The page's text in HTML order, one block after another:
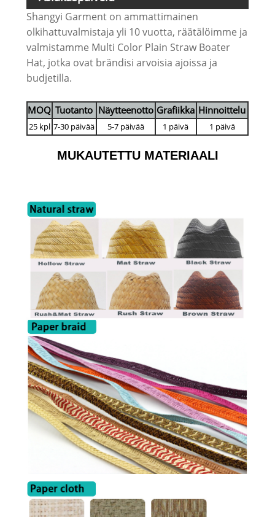
Shangyi Garment on ammattimainen
olkihattuvalmistaja yli 10 vuotta, räätälöimme ja
valmistamme Multi Color Plain Straw Boater
Hat, jotka ovat brändisi arvoisia ajoissa ja
budjetilla.
MOQ Tuotanto Näytteenotto Grafiikka Hinnoittelu
25 kpl 7-30 päivää 5-7 päivää 1 päivä 1 päivä
MUKAUTETTU MATERIAALI